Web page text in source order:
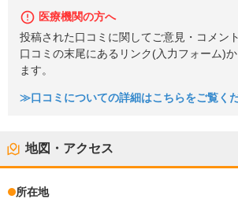
医療機関の方へ
投稿された口コミに関してご意見・コメン
口コミの末尾にあるリンク(入力フォーム)
ます。
≫口コミについての詳細はこちらをご覧くだ
地図・アクセス
所在地